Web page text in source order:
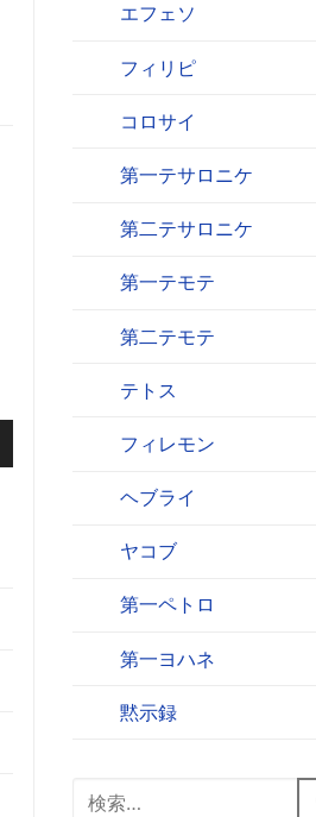
エフェソ
フィリピ
コロサイ
第一テサロニケ
第二テサロニケ
第一テモテ
第二テモテ
テトス
フィレモン
ヘブライ
ヤコブ
第一ペトロ
第一ヨハネ
黙示録